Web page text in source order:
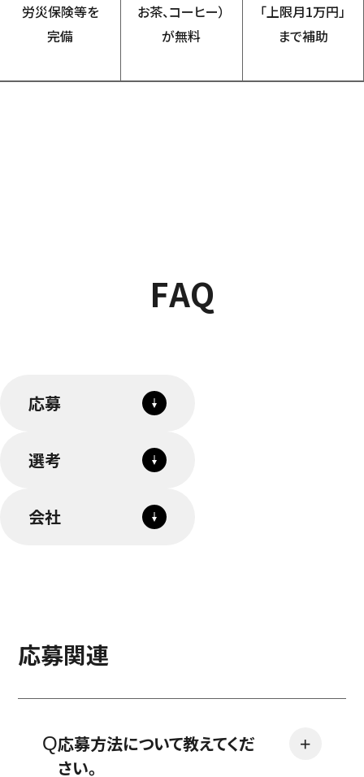
労災保険等を
完備
お茶、コーヒー）
が無料
「上限月1万円」
まで補助
FAQ
応募
選考
会社
応募関連
＋
応募方法について教えてくだ
さい。